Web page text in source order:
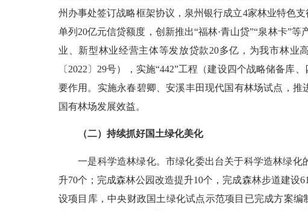
州办事处签订战略框架协议，泉州银行成立4家林业特色
单列 20亿元信贷额度，创新推出“福林·青山贷”“泉林卡”等
业、新型林业经营主体等发放贷款20多亿，为我市林业
〔 2022 〕 29号），实施“442”工程（建设四个战略储备库
要作用。实施永春碧卿、安溪丰田现代国有林场试点，
国有林场发展效益。
（二）持续抓好国土绿化美化
一是科学造林绿化。市绿化委出台关于科学造林绿化
升70个；完成森林公园改造提升10个，完成森林步道建设
设项目库，中央财政国土绿化试点示范项目已完成方案